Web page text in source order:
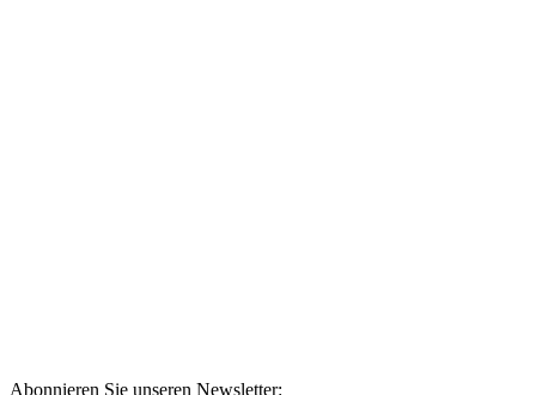
Abonnieren Sie unseren Newsletter: